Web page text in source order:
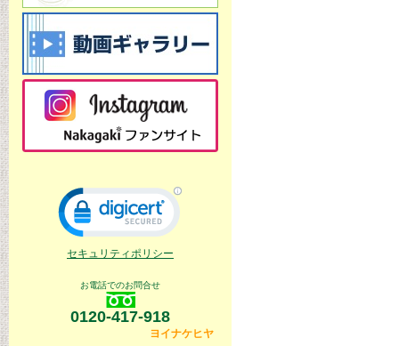
セキュリティポリシー
お電話でのお問合せ
0120-417-918
ヨイナケヒヤ